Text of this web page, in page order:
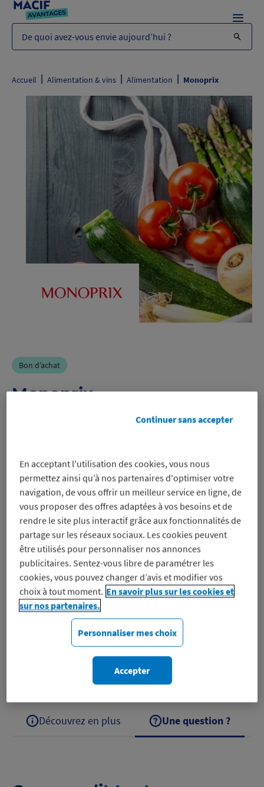
De quoi avez-vous envie aujourd’hui ?
Menu
Accueil | Alimentation & vins | Alimentation | Monoprix
Bon d’achat
Monoprix
sur un bon d’achat pour régler dans
les magasins Monoprix et beauty
Monop’, même sur les promos
Voir les conditions
Profitez-en
Depuis plus de 90 ans, Monoprix réinvente le
commerce de proximité en alliant qualité, tendance
et praticité. Avec une sélection raffinée de produits
alimentaires, mode, beauté et maison, l’enseigne
Découvrez en plus Une question ?
En acceptant l'utilisation des cookies, vous nous
permettez ainsi qu’à nos partenaires d'optimiser votre
navigation, de vous offrir un meilleur service en ligne, de
vous proposer des offres adaptées à vos besoins et de
rendre le site plus interactif grâce aux fonctionnalités de
partage sur les réseaux sociaux. Les cookies peuvent
être utilisés pour personnaliser nos annonces
publicitaires. Sentez-vous libre de paramétrer les
cookies, vous pouvez changer d’avis et modifier vos
choix à tout moment. En savoir plus sur les cookies et
sur nos partenaires.
Personnaliser mes choix
Continuer sans accepter
Accepter